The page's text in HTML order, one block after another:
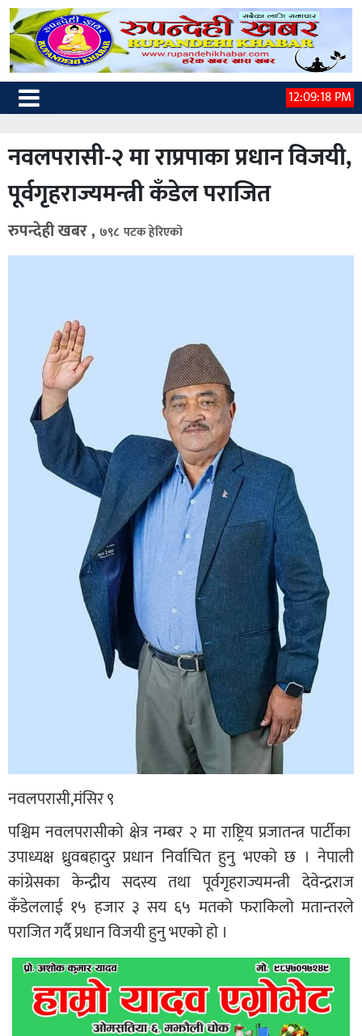
12:09:19 PM
नवलपरासी-२ मा राप्रपाका प्रधान विजयी,
पूर्वगृहराज्यमन्त्री कँडेल पराजित
रुपन्देही खबर , ७९८ पटक हेरिएको
नवलपरासी,मंसिर ९
पश्चिम नवलपरासीको क्षेत्र नम्बर २ मा राष्ट्रिय प्रजातन्त्र पार्टीका
उपाध्यक्ष ध्रुवबहादुर प्रधान निर्वाचित हुनु भएको छ । नेपाली
कांग्रेसका केन्द्रीय सदस्य तथा पूर्वगृहराज्यमन्त्री देवेन्द्रराज
कँडेललाई १५ हजार ३ सय ६५ मतको फराकिलो मतान्तरले
पराजित गर्दै प्रधान विजयी हुनु भएको हो ।